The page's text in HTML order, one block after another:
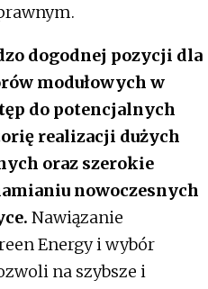
dogodnej pozycji dla
modułowych w
do potencjalnych
realizacji dużych
oraz szerokie
nowoczesnych
Nawiązanie
Energy i wybór
na szybsze i